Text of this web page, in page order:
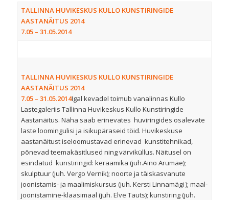
TALLINNA HUVIKESKUS KULLO KUNSTIRINGIDE
AASTANÄITUS 2014
7.05 – 31.05.2014
TALLINNA HUVIKESKUS KULLO KUNSTIRINGIDE
AASTANÄITUS 2014
7.05 – 31.05.2014Igal kevadel toimub vanalinnas Kullo
Lastegaleriis Tallinna Huvikeskus Kullo Kunstiringide
Aastanäitus. Näha saab erinevates huviringides osalevate
laste loomingulisi ja isikupäraseid töid. Huvikeskuse
aastanäitust iseloomustavad erinevad kunstitehnikad,
põnevad teemakäsitlused ning värviküllus. Näitusel on
esindatud kunstiringid: keraamika (juh.Aino Arumäe);
skulptuur (juh. Vergo Vernik); noorte ja täiskasvanute
joonistamis- ja maalimiskursus (juh. Kersti Linnamägi ); maal-
joonistamine-klaasimaal (juh. Elve Tauts); kunstiring (juh.